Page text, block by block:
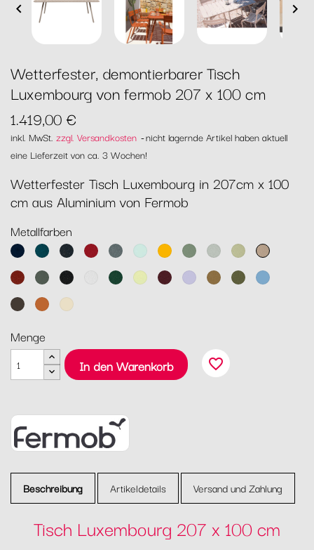
 
Wetterfester, demontierbarer Tisch
Luxembourg von fermob 207 x 100 cm
1.419,00 €
inkl. MwSt. zzgl. Versandkosten nicht lagernde Artikel haben aktuell
eine Lieferzeit von ca. 3 Wochen!
Wetterfester Tisch Luxembourg in 207cm x 100
cm aus Aluminium von Fermob
Metallfarben
AbyssblauAcapulcoblau
Anthrazit
Chili Gewittergrau
Gletscherminze
HonigKaktusLehmgrau
LindgrünMuskat
OckerRosmarin
Lakritz Baumwollweiß
Zederngrün
Zitronensorbet
Schwarzkirsche
Marshmallo
Lebkuchen
PestoMaya
TonkaKandierte
Latte-
Menge
In den Warenkorb
favorite_border
Beschreibung Artikeldetails Versand und Zahlung
Tisch Luxembourg 207 x 100 cm